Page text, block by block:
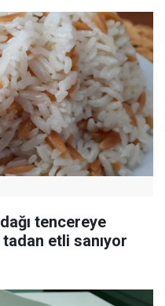
tencereye
etli sanıyor